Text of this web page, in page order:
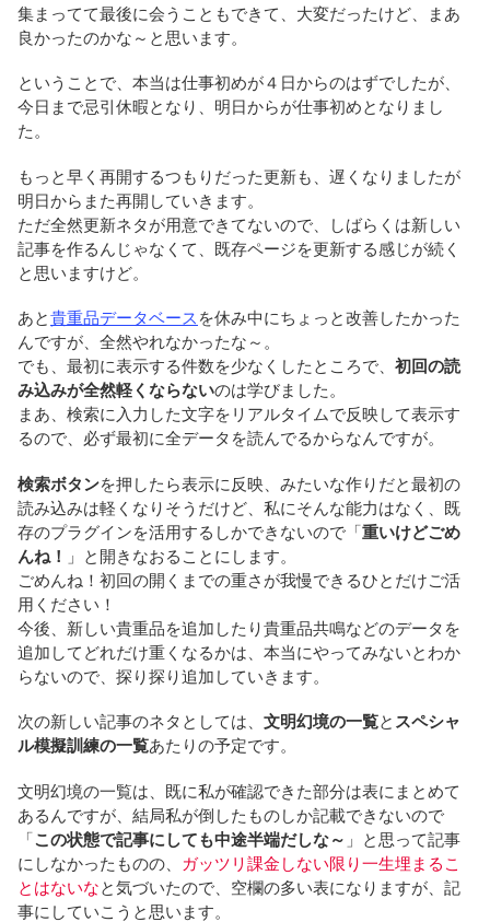
集まってて最後に会うこともできて、大変だったけど、まあ
良かったのかな～と思います。
ということで、本当は仕事初めが４日からのはずでしたが、
今日まで忌引休暇となり、明日からが仕事初めとなりまし
た。
もっと早く再開するつもりだった更新も、遅くなりましたが
明日からまた再開していきます。
ただ全然更新ネタが用意できてないので、しばらくは新しい
記事を作るんじゃなくて、既存ページを更新する感じが続く
と思いますけど。
あと貴重品データベース を休み中にちょっと改善したかった
んですが、全然やれなかったな～。
でも、最初に表示する件数を少なくしたところで、 初回の読
み込みが全然軽くならないのは学びました。
まあ、検索に入力した文字をリアルタイムで反映して表示す
るので、必ず最初に全データを読んでるからなんですが。
検索ボタンを押したら表示に反映、みたいな作りだと最初の
読み込みは軽くなりそうだけど、私にそんな能力はなく、既
存のプラグインを活用するしかできないので「重いけどごめ
んね！
」と開きなおることにします。
ごめんね！初回の開くまでの重さが我慢できるひとだけご活
用ください！
今後、新しい貴重品を追加したり貴重品共鳴などのデータを
追加してどれだけ重くなるかは、本当にやってみないとわか
らないので、探り探り追加していきます。
次の新しい記事のネタとしては、 文明幻境の一覧と スペシャ
ル模擬訓練の一覧あたりの予定です。
文明幻境の一覧は、既に私が確認できた部分は表にまとめて
あるんですが、結局私が倒したものしか記載できないので
「この状態で記事にしても中途半端だしな～ 」と思って記事
にしなかったものの、
ガッツリ課金しない限り一生埋まるこ
とはないなと気づいたので、空欄の多い表になりますが、記
事にしていこうと思います。